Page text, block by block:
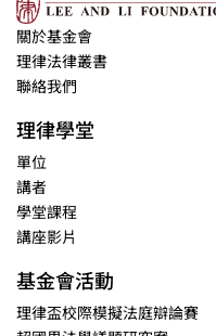
關於基金會
理律法律叢書
聯絡我們
理律學堂
單位
講者
學堂課程
講座影片
基金會活動
理律盃校際模擬法庭辯論賽